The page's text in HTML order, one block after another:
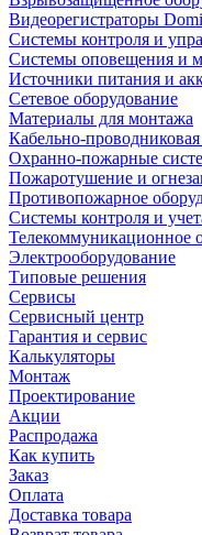
Видеорегистраторы
Системы контроля и
Системы оповещения и
Источники питания и
Сетевое оборудование
Материалы для монтажа
Кабельно-
Охранно-пожарные
Пожаротушение и
Противопожарное
Системы контроля и
Телекоммуникационное
Электрооборудование
Типовые решения
Сервисы
Сервисный центр
Гарантия и сервис
Калькуляторы
Монтаж
Проектирование
Акции
Распродажа
Как купить
Заказ
Оплата
Доставка товара